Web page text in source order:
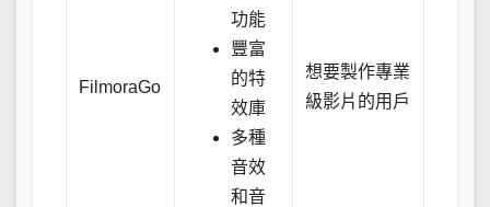
FilmoraGo
功能
豐富
的特
效庫
多種
音效
和音
想要製作專業
級影片的用戶